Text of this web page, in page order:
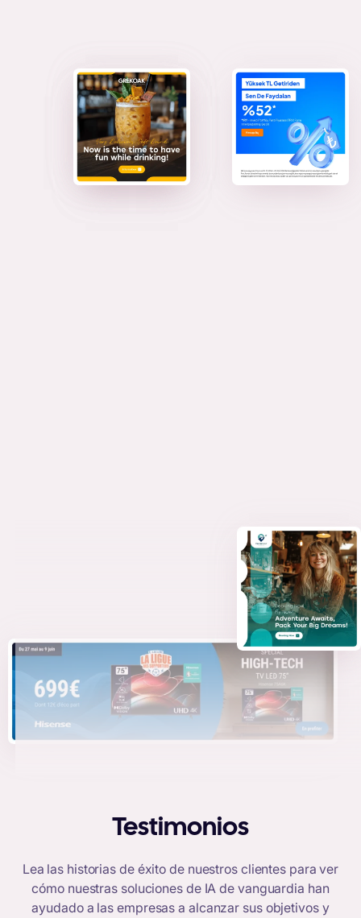
Testimonios
Lea las historias de éxito de nuestros clientes para ver
cómo nuestras soluciones de IA de vanguardia han
ayudado a las empresas a alcanzar sus objetivos y